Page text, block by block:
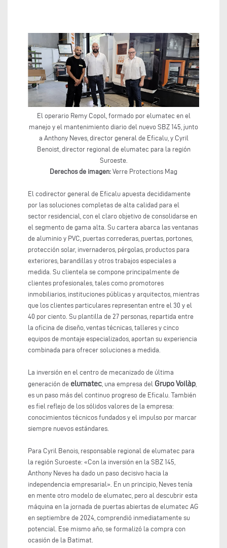
El operario Remy Copol, formado por elumatec en el
manejo y el mantenimiento diario del nuevo SBZ 145, junto
a Anthony Neves, director general de Eficalu, y Cyril
Benoist, director regional de elumatec para la región
Suroeste.
Derechos de imagen: Verre Protections Mag
El codirector general de Eficalu apuesta decididamente
por las soluciones completas de alta calidad para el
sector residencial, con el claro objetivo de consolidarse en
el segmento de gama alta. Su cartera abarca las ventanas
de aluminio y PVC, puertas correderas, puertas, portones,
protección solar, invernaderos, pérgolas, productos para
exteriores, barandillas y otros trabajos especiales a
medida. Su clientela se compone principalmente de
clientes profesionales, tales como promotores
inmobiliarios, instituciones públicas y arquitectos, mientras
que los clientes particulares representan entre el 30 y el
40 por ciento. Su plantilla de 27 personas, repartida entre
la oficina de diseño, ventas técnicas, talleres y cinco
equipos de montaje especializados, aportan su experiencia
combinada para ofrecer soluciones a medida.
La inversión en el centro de mecanizado de última
generación de elumatec , una empresa del Grupo Voilàp
es un paso más del continuo progreso de Eficalu. También
es fiel reflejo de los sólidos valores de la empresa:
conocimientos técnicos fundados y el impulso por marcar
siempre nuevos estándares.
Para Cyril Benois, responsable regional de elumatec para
la región Suroeste: «Con la inversión en la SBZ 145,
Anthony Neves ha dado un paso decisivo hacia la
independencia empresarial». En un principio, Neves tenía
en mente otro modelo de elumatec, pero al descubrir esta
máquina en la jornada de puertas abiertas de elumatec AG
en septiembre de 2024, comprendió inmediatamente su
potencial. Ese mismo año, se formalizó la compra con
ocasión de la Batimat.